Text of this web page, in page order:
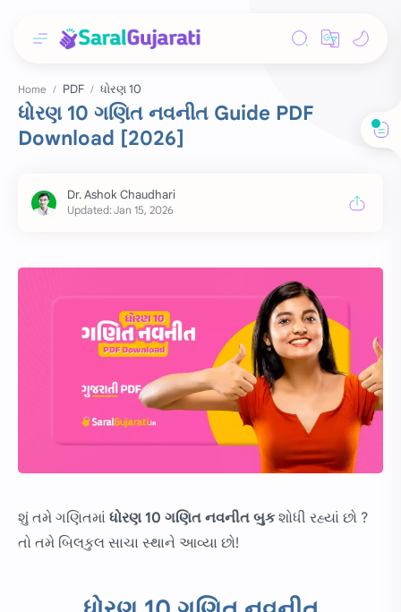
Home PDF ધોરણ 10
ધોરણ 10 ગણિત નવનીત Guide PDF
Download [2026]
શું તમે ગણિતમાં ધોરણ 10 ગણિત નવનીત બુકશોધી રહ્યાં છો ?
તો તમે બિલકુલ સાચા સ્થાને આવ્યા છો!